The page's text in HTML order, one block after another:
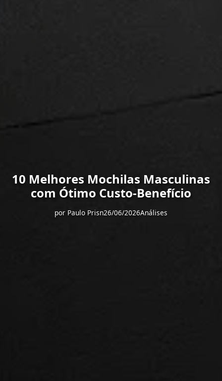
10 Melhores Mochilas Masculinas
com Ótimo Custo-Benefício
por Paulo Prisn26/06/2026Análises